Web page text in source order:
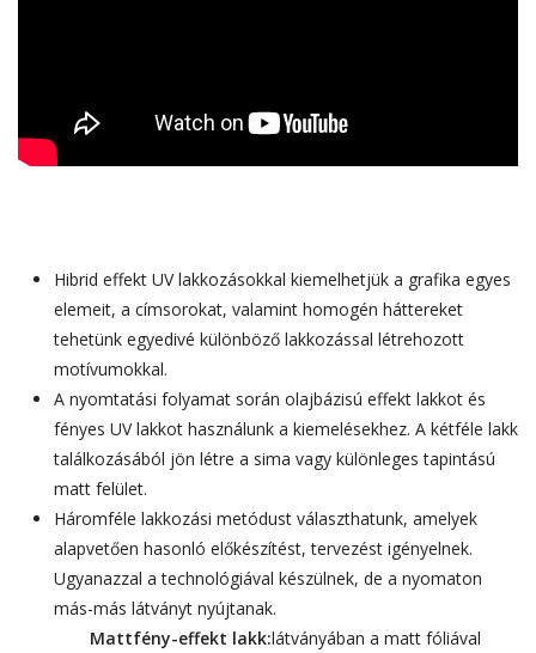
Hibrid effekt UV lakkozásokkal kiemelhetjük a grafika egyes
elemeit, a címsorokat, valamint homogén háttereket
tehetünk egyedivé különböző lakkozással létrehozott
motívumokkal.
A nyomtatási folyamat során olajbázisú effekt lakkot és
fényes UV lakkot használunk a kiemelésekhez. A kétféle lakk
találkozásából jön létre a sima vagy különleges tapintású
matt felület.
Háromféle lakkozási metódust választhatunk, amelyek
alapvetően hasonló előkészítést, tervezést igényelnek.
Ugyanazzal a technológiával készülnek, de a nyomaton
más-más látványt nyújtanak.
Mattfény-effekt lakk:látványában a matt fóliával